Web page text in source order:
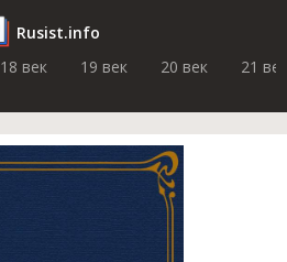
Rusist.info
18 век 19 век 20 век 21 век